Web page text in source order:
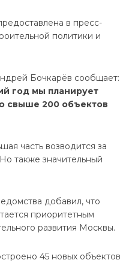
в пресс-
политики и
Бочкарёв сообщает:
год мы планирует
свыше 200 объектов
часть возводится за
также значительный
добавил, что
приоритетным
развития Москвы.
45 новых объектов